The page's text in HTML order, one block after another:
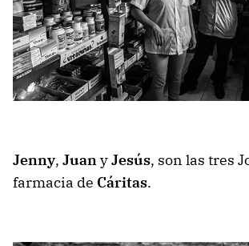
Jenny, JuanyJesús, son las tres
farmacia de Cáritas.